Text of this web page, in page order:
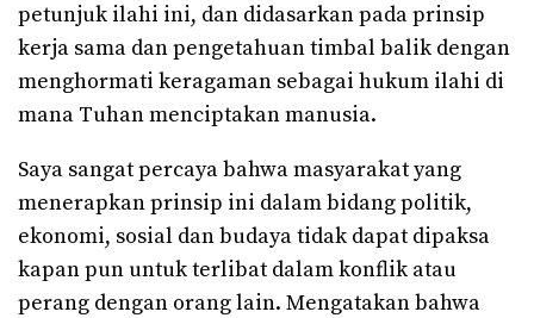
petunjuk ilahi ini, dan didasarkan pada prinsip
kerja sama dan pengetahuan timbal balik dengan
menghormati keragaman sebagai hukum ilahi di
mana Tuhan menciptakan manusia.
Saya sangat percaya bahwa masyarakat yang
menerapkan prinsip ini dalam bidang politik,
ekonomi, sosial dan budaya tidak dapat dipaksa
kapan pun untuk terlibat dalam konflik atau
perang dengan orang lain. Mengatakan bahwa